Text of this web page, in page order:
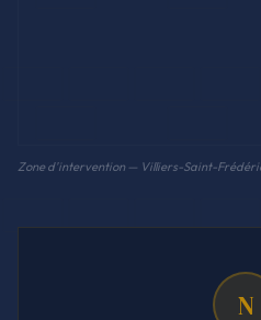
Zone d'intervention — Villiers-Saint-
N